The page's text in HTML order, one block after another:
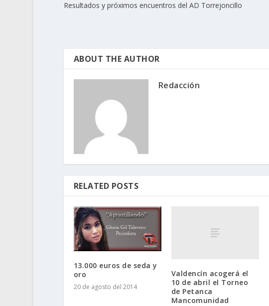
Resultados y próximos encuentros del AD Torrejoncillo
ABOUT THE AUTHOR
Redacción
RELATED POSTS
13.000 euros de seda y
oro
20 de agosto del 2014
Valdencín acogerá el
10 de abril el Torneo
de Petanca
Mancomunidad